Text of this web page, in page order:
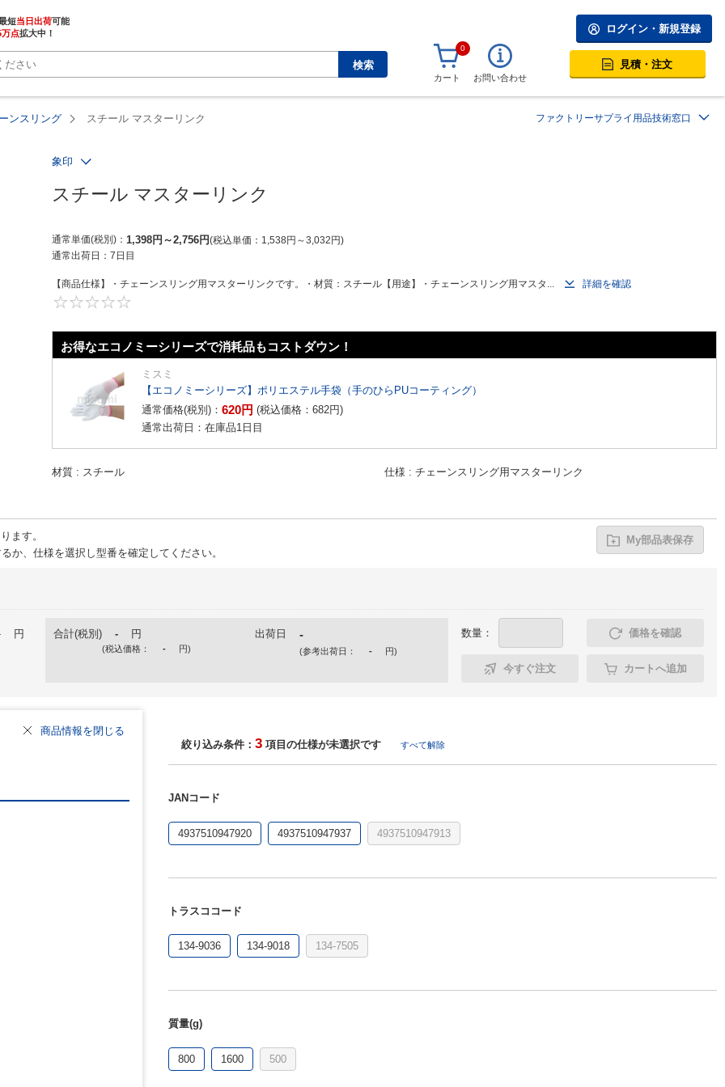
短当日出荷
万点拡大中！
検索
ログイン・新規登録
0
カート お問い合わせ
見積・注文
ンスリング スチール マスターリンク ファクトリーサプライ用品技術窓口
象印
スチール マスターリンク
通常単価(税別) 1,398円 ～2,756円 税込単価 1,538円 ～3,032円
通常出荷日：7日目
【商品仕様】・チェーンスリング用マスターリンクです。・材質：スチール【用途】・チェーンスリング用マスタ...
詳細を確認
お得なエコノミーシリーズで消耗品もコストダウン！
ミスミ
【エコノミーシリーズ】ポリエステル手袋（手のひらPUコーティング）
通常価格(税別)：620円 (税込価格：682円)
通常出荷日：在庫品1日目
材質 スチール 仕様 チェーンスリング用マスターリンク
ます。
か、仕様を選択し型番を確定してください。
My部品表保存
円 合計(税別) - 円
(税込価格： - 円)
出荷日 -
(参考出荷日： - 円)
数量： 価格を確認
今すぐ注文 カートへ追加
商品情報を閉じる
絞り込み条件： 3 項目の仕様が未選択です すべて解除
JANコード
4937510947920 4937510947937 4937510947913
トラスココード
134-9036 134-9018 134-7505
質量(g)
800 1600 500